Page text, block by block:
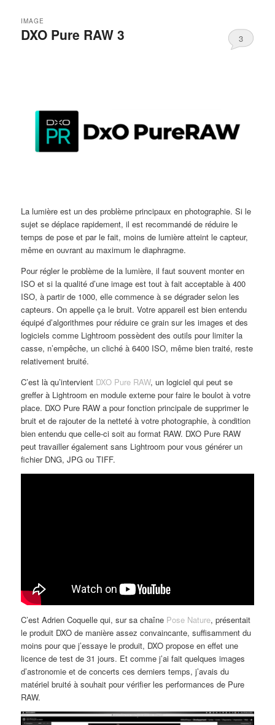
DXO Pure RAW 3
IMAGE
3
La lumière est un des problème principaux en photographie. Si le
sujet se déplace rapidement, il est recommandé de réduire le
temps de pose et par le fait, moins de lumière atteint le capteur,
même en ouvrant au maximum le diaphragme.
Pour régler le problème de la lumière, il faut souvent monter en
ISO et si la qualité d’une image est tout à fait acceptable à 400
ISO, à partir de 1000, elle commence à se dégrader selon les
capteurs. On appelle ça le bruit. Votre appareil est bien entendu
équipé d’algorithmes pour réduire ce grain sur les images et des
logiciels comme Lightroom possèdent des outils pour limiter la
casse, n’empêche, un cliché à 6400 ISO, même bien traité, reste
relativement bruité.
C’est là qu’intervient DXO Pure RAW, un logiciel qui peut se
greffer à Lightroom en module externe pour faire le boulot à votre
place. DXO Pure RAW a pour fonction principale de supprimer le
bruit et de rajouter de la netteté à votre photographie, à condition
bien entendu que celle-ci soit au format RAW. DXO Pure RAW
peut travailler également sans Lightroom pour vous générer un
fichier DNG, JPG ou TIFF.
C’est Adrien Coquelle qui, sur sa chaîne Pose Nature, présentait
le produit DXO de manière assez convaincante, suffisamment du
moins pour que j’essaye le produit, DXO propose en effet une
licence de test de 31 jours. Et comme j’ai fait quelques images
d’astronomie et de concerts ces derniers temps, j’avais du
matériel bruité à souhait pour vérifier les performances de Pure
RAW.